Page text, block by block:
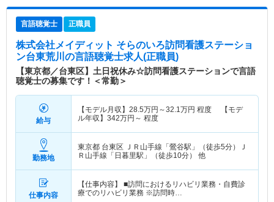
言語聴覚士 正職員
株式会社メイディット そらのいろ訪問看護ステーショ
ン台東荒川 の言語聴覚士求人(正職員)
【東京都／台東区】土日祝休み☆訪問看護ステーションで言語
聴覚士の募集です！＜常勤＞
給与
【モデル月収】 28.5万円～32.1万円 程度 【モデ
ル年収】 342万円～ 程度
勤務地
東京都 台東区 ＪＲ山手線「鶯谷駅」（徒歩5分）Ｊ
Ｒ山手線「日暮里駅」（徒歩10分） 他
仕事内容
【仕事内容】 ■訪問におけるリハビリ業務・自費診
療でのリハビリ業務 ※訪問時…